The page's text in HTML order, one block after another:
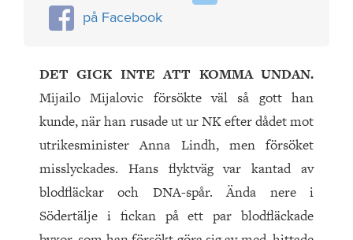
på Facebook
DET GICK INTE ATT KOMMA UNDAN.
Mijailo Mijalovic försökte väl så gott han
kunde, när han rusade ut ur NK efter dådet mot
utrikesminister Anna Lindh, men försöket
misslyckades. Hans flyktväg var kantad av
blodfläckar och DNA-spår. Ända nere i
Södertälje i fickan på ett par blodfläckade